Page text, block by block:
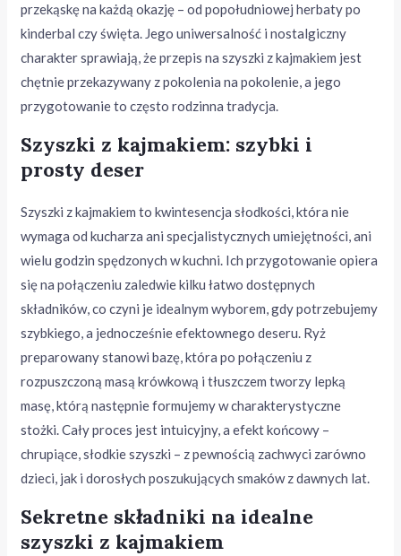
przekąskę na każdą okazję – od popołudniowej herbaty po
kinderbal czy święta. Jego uniwersalność i nostalgiczny
charakter sprawiają, że przepis na szyszki z kajmakiem jest
chętnie przekazywany z pokolenia na pokolenie, a jego
przygotowanie to często rodzinna tradycja.
Szyszki z kajmakiem: szybki i
prosty deser
Szyszki z kajmakiem to kwintesencja słodkości, która nie
wymaga od kucharza ani specjalistycznych umiejętności, ani
wielu godzin spędzonych w kuchni. Ich przygotowanie opiera
się na połączeniu zaledwie kilku łatwo dostępnych
składników, co czyni je idealnym wyborem, gdy potrzebujemy
szybkiego, a jednocześnie efektownego deseru. Ryż
preparowany stanowi bazę, która po połączeniu z
rozpuszczoną masą krówkową i tłuszczem tworzy lepką
masę, którą następnie formujemy w charakterystyczne
stożki. Cały proces jest intuicyjny, a efekt końcowy –
chrupiące, słodkie szyszki – z pewnością zachwyci zarówno
dzieci, jak i dorosłych poszukujących smaków z dawnych lat.
Sekretne składniki na idealne
szyszki z kajmakiem